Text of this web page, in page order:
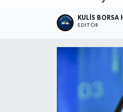
KULIS BORSA
EDITÖR